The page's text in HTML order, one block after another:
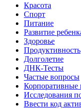
Красота
Спорт
Питание
Развитие
Здоровье
Продуктивность
Долголетие
ДНК-Тесты
Частые вопросы
Корпоративные
Исследования
Ввести код